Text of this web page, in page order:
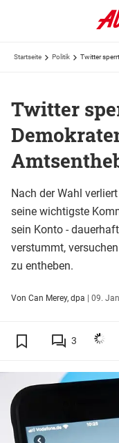
Startseite Politik Twitter
Twitter
Nach der Wahl
seine wichtigste
sein Konto -
verstummt,
zu entheben.
Von Can Merey, dpa | 09.
3